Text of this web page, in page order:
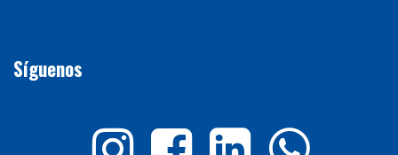
Síguenos